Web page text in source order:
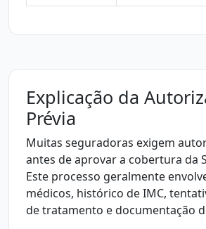
Explicação da
Prévia
Muitas seguradoras exigem
antes de aprovar a cobertura da
Este processo geralmente
médicos, histórico de IMC,
de tratamento e documentação